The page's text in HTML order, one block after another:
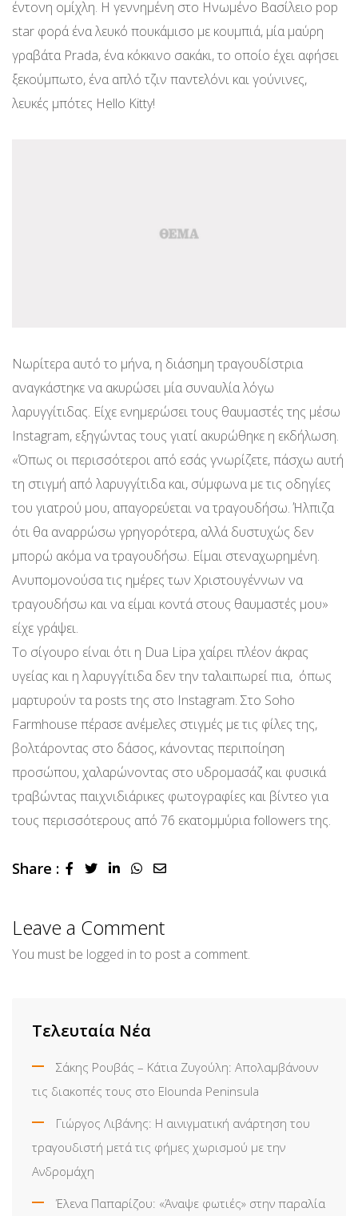
έντονη ομίχλη. Η γεννημένη στο Ηνωμένο Βασίλειο pop
star φορά ένα λευκό πουκάμισο με κουμπιά, μία μαύρη
γραβάτα Prada, ένα κόκκινο σακάκι, το οποίο έχει αφήσει
ξεκούμπωτο, ένα απλό τζιν παντελόνι και γούνινες,
λευκές μπότες Hello Kitty!
Νωρίτερα αυτό το μήνα, η διάσημη τραγουδίστρια
αναγκάστηκε να ακυρώσει μία συναυλία λόγω
λαρυγγίτιδας. Είχε ενημερώσει τους θαυμαστές της μέσω
Instagram, εξηγώντας τους γιατί ακυρώθηκε η εκδήλωση.
«Όπως οι περισσότεροι από εσάς γνωρίζετε, πάσχω αυτή
τη στιγμή από λαρυγγίτιδα και, σύμφωνα με τις οδηγίες
του γιατρού μου, απαγορεύεται να τραγουδήσω. Ήλπιζα
ότι θα αναρρώσω γρηγορότερα, αλλά δυστυχώς δεν
μπορώ ακόμα να τραγουδήσω. Είμαι στεναχωρημένη.
Ανυπομονούσα τις ημέρες των Χριστουγέννων να
τραγουδήσω και να είμαι κοντά στους θαυμαστές μου»
είχε γράψει.
Το σίγουρο είναι ότι η Dua Lipa χαίρει πλέον άκρας
υγείας και η λαρυγγίτιδα δεν την ταλαιπωρεί πια, όπως
μαρτυρούν τα posts της στο Instagram. Στο Soho
Farmhouse πέρασε ανέμελες στιγμές με τις φίλες της,
βολτάροντας στο δάσος, κάνοντας περιποίηση
προσώπου, χαλαρώνοντας στο υδρομασάζ και φυσικά
τραβώντας παιχνιδιάρικες φωτογραφίες και βίντεο για
τους περισσότερους από 76 εκατομμύρια followers της.
Share : LinkedInWhatsapp
Share
Leave a Comment
You must be logged in to post a comment.
Τελευταία Νέα
Σάκης Ρουβάς – Κάτια Ζυγούλη: Απολαμβάνουν
τις διακοπές τους στο Elounda Peninsula
Γιώργος Λιβάνης: Η αινιγματική ανάρτηση του
τραγουδιστή μετά τις φήμες χωρισμού με την
Ανδρομάχη
Έλενα Παπαρίζου: «Άναψε φωτιές» στην παραλία